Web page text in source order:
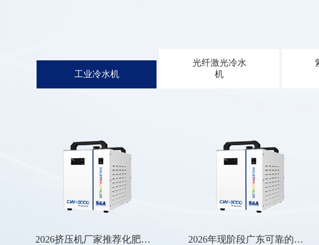
工业冷水机
光纤激光冷水
机
2026挤压机厂家推荐化肥吨包挤压机吨袋化工原料结块转盘式吨包物料厂家优选指南！ 2026年现阶段广东可靠的铜挤压机直销厂家深度解析与推荐